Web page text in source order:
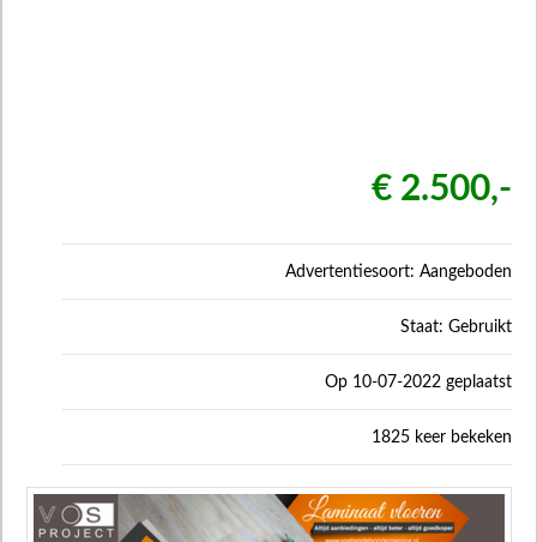
€ 2.500,-
Advertentiesoort: Aangeboden
Staat: Gebruikt
Op 10-07-2022 geplaatst
1825 keer bekeken